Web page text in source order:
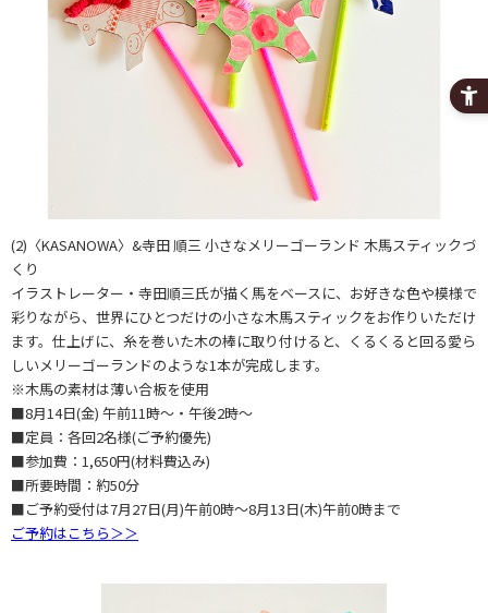
(2)〈KASANOWA〉&寺田 順三 小さなメリーゴーランド 木馬スティックづ
くり
イラストレーター・寺田順三氏が描く馬をベースに、お好きな色や模様で
彩りながら、世界にひとつだけの小さな木馬スティックをお作りいただけ
ます。仕上げに、糸を巻いた木の棒に取り付けると、くるくると回る愛ら
しいメリーゴーランドのような1本が完成します。
※木馬の素材は薄い合板を使用
■8月14日(金) 午前11時～・午後2時～
■定員：各回2名様(ご予約優先)
■参加費：1,650円(材料費込み)
■所要時間：約50分
■ご予約受付は7月27日(月)午前0時～8月13日(木)午前0時まで
ご予約はこちら＞＞